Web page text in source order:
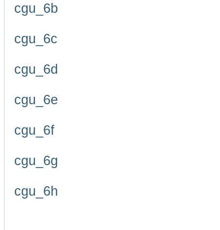
cgu_6b
cgu_6c
cgu_6d
cgu_6e
cgu_6f
cgu_6g
cgu_6h